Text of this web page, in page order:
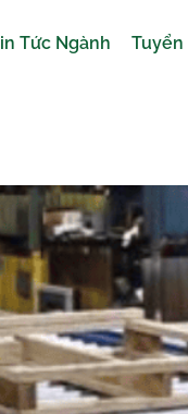
Tức Ngành Tuyển